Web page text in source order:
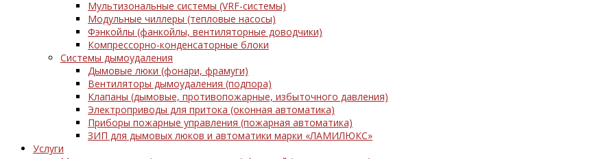
Мультизональные системы (VRF-системы)
Модульные чиллеры (тепловые насосы)
Фэнкойлы (фанкойлы, вентиляторные доводчики)
Компрессорно-конденсаторные блоки
Системы дымоудаления
Дымовые люки (фонари, фрамуги)
Вентиляторы дымоудаления (подпора)
Клапаны (дымовые, противопожарные, избыточного давления)
Электроприводы для притока (оконная автоматика)
Приборы пожарные управления (пожарная автоматика)
ЗИП для дымовых люков и автоматики марки «ЛАМИЛЮКС»
Услуги